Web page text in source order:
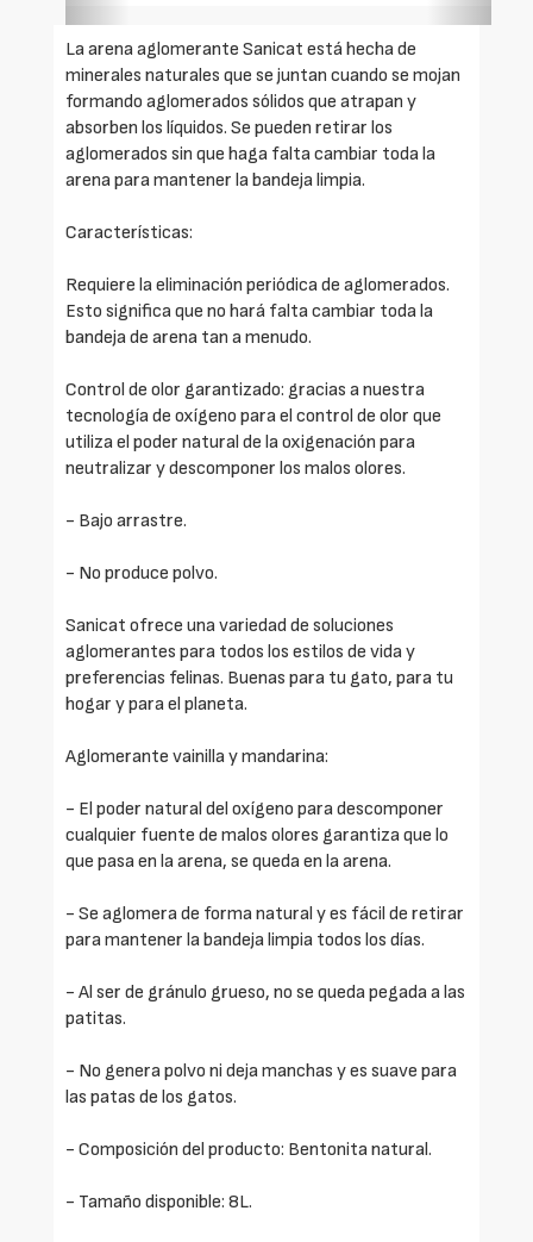
La arena aglomerante Sanicat está hecha de
minerales naturales que se juntan cuando se mojan
formando aglomerados sólidos que atrapan y
absorben los líquidos. Se pueden retirar los
aglomerados sin que haga falta cambiar toda la
arena para mantener la bandeja limpia.
Características:
Requiere la eliminación periódica de aglomerados.
Esto significa que no hará falta cambiar toda la
bandeja de arena tan a menudo.
Control de olor garantizado: gracias a nuestra
tecnología de oxígeno para el control de olor que
utiliza el poder natural de la oxigenación para
neutralizar y descomponer los malos olores.
- Bajo arrastre.
- No produce polvo.
Sanicat ofrece una variedad de soluciones
aglomerantes para todos los estilos de vida y
preferencias felinas. Buenas para tu gato, para tu
hogar y para el planeta.
Aglomerante vainilla y mandarina:
- El poder natural del oxígeno para descomponer
cualquier fuente de malos olores garantiza que lo
que pasa en la arena, se queda en la arena.
- Se aglomera de forma natural y es fácil de retirar
para mantener la bandeja limpia todos los días.
- Al ser de gránulo grueso, no se queda pegada a las
patitas.
- No genera polvo ni deja manchas y es suave para
las patas de los gatos.
- Composición del producto: Bentonita natural.
- Tamaño disponible: 8L.